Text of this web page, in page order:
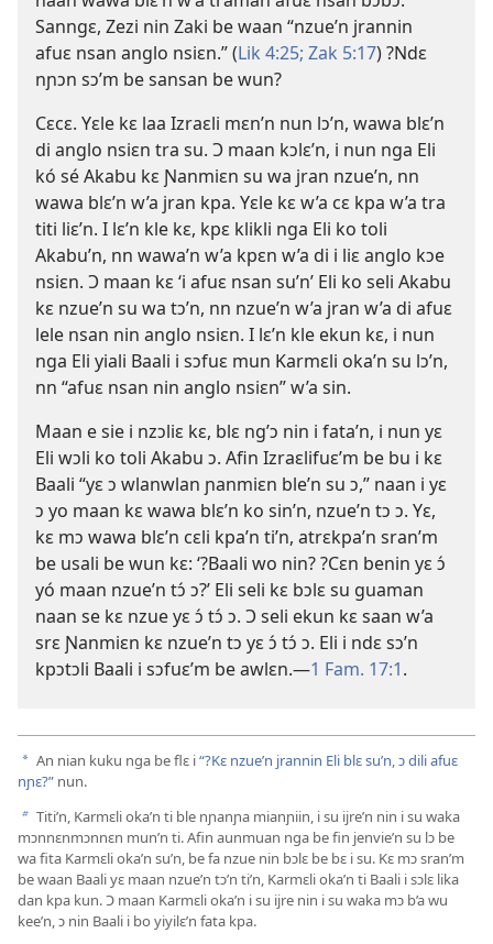
Sanngɛ, Zezi nin Zaki be waan “nzue’n jrannin
afuɛ nsan anglo nsiɛn.” (Lik 4:25; Zak 5:17) ?Ndɛ
nɲɔn sɔ’m be sansan be wun?
Cɛcɛ. Yɛle kɛ laa Izraɛli mɛn’n nun lɔ’n, wawa blɛ’n
di anglo nsiɛn tra su. Ɔ maan kɔlɛ’n, i nun nga Eli
kó sé Akabu kɛ Ɲanmiɛn su wa jran nzue’n, nn
wawa blɛ’n w’a jran kpa. Yɛle kɛ w’a cɛ kpa w’a tra
titi liɛ’n. I lɛ’n kle kɛ, kpɛ klikli nga Eli ko toli
Akabu’n, nn wawa’n w’a kpɛn w’a di i liɛ anglo kɔe
nsiɛn. Ɔ maan kɛ ‘i afuɛ nsan su’n’ Eli ko seli Akabu
kɛ nzue’n su wa tɔ’n, nn nzue’n w’a jran w’a di afuɛ
lele nsan nin anglo nsiɛn. I lɛ’n kle ekun kɛ, i nun
nga Eli yiali Baali i sɔfuɛ mun Karmɛli oka’n su lɔ’n,
nn “afuɛ nsan nin anglo nsiɛn” w’a sin.
Maan e sie i nzɔliɛ kɛ, blɛ ng’ɔ nin i fata’n, i nun yɛ
Eli wɔli ko toli Akabu ɔ. Afin Izraɛlifuɛ’m be bu i kɛ
Baali “yɛ ɔ wlanwlan ɲanmiɛn ble’n su ɔ,” naan i yɛ
ɔ yo maan kɛ wawa blɛ’n ko sin’n, nzue’n tɔ ɔ. Yɛ,
kɛ mɔ wawa blɛ’n cɛli kpa’n ti’n, atrɛkpa’n sran’m
be usali be wun kɛ: ‘?Baali wo nin? ?Cɛn benin yɛ ɔ́
yó maan nzue’n tɔ́ ɔ?’ Eli seli kɛ bɔlɛ su guaman
naan se kɛ nzue yɛ ɔ́ tɔ́ ɔ. Ɔ seli ekun kɛ saan w’a
srɛ Ɲanmiɛn kɛ nzue’n tɔ yɛ ɔ́ tɔ́ ɔ. Eli i ndɛ sɔ’n
kpɔtɔli Baali i sɔfuɛ’m be awlɛn.​—1 Fam. 17:1.
a An nian kuku nga be flɛ i“?Kɛ nzue’n jrannin Eli blɛ su’n, ɔ dili afuɛ
nɲɛ?” nun.
b Titi’n, Karmɛli oka’n ti ble nɲanɲa mianɲiin, i su ijre’n nin i su waka
mɔnnɛnmɔnnɛn mun’n ti. Afin aunmuan nga be fin jenvie’n su lɔ be
wa fita Karmɛli oka’n su’n, be fa nzue nin bɔlɛ be bɛ i su. Kɛ mɔ sran’m
be waan Baali yɛ maan nzue’n tɔ’n ti’n, Karmɛli oka’n ti Baali i sɔlɛ lika
dan kpa kun. Ɔ maan Karmɛli oka’n i su ijre nin i su waka mɔ b’a wu
kee’n, ɔ nin Baali i bo yiyilɛ’n fata kpa.